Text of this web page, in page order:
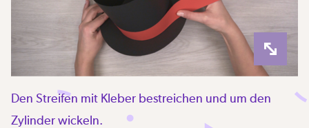
Den Streifen mit Kleber bestreichen und um den
Zylinder wickeln.